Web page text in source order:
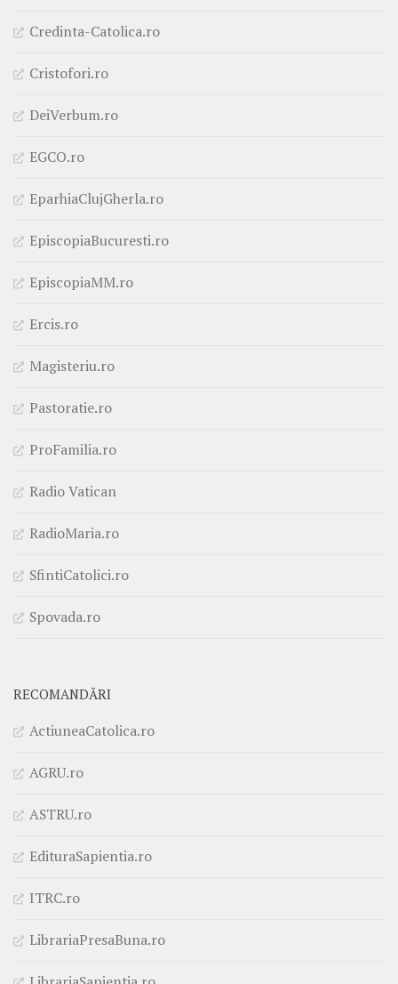
Credinta-Catolica.ro
Cristofori.ro
DeiVerbum.ro
EGCO.ro
EparhiaClujGherla.ro
EpiscopiaBucuresti.ro
EpiscopiaMM.ro
Ercis.ro
Magisteriu.ro
Pastoratie.ro
ProFamilia.ro
Radio Vatican
RadioMaria.ro
SfintiCatolici.ro
Spovada.ro
RECOMANDĂRI
ActiuneaCatolica.ro
AGRU.ro
ASTRU.ro
EdituraSapientia.ro
ITRC.ro
LibrariaPresaBuna.ro